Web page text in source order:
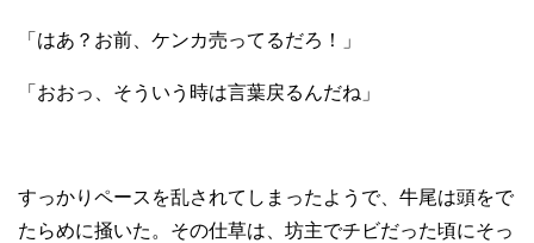
「はあ？お前、ケンカ売ってるだろ！」
「おおっ、そういう時は言葉戻るんだね」
すっかりペースを乱されてしまったようで、牛尾は頭をで
たらめに掻いた。その仕草は、坊主でチビだった頃にそっ